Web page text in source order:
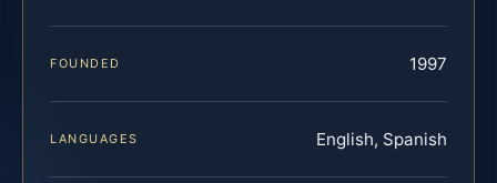
FOUNDED 1997
LANGUAGES English, Spanish